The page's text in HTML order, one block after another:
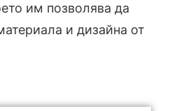
им позволява да
и дизайна от